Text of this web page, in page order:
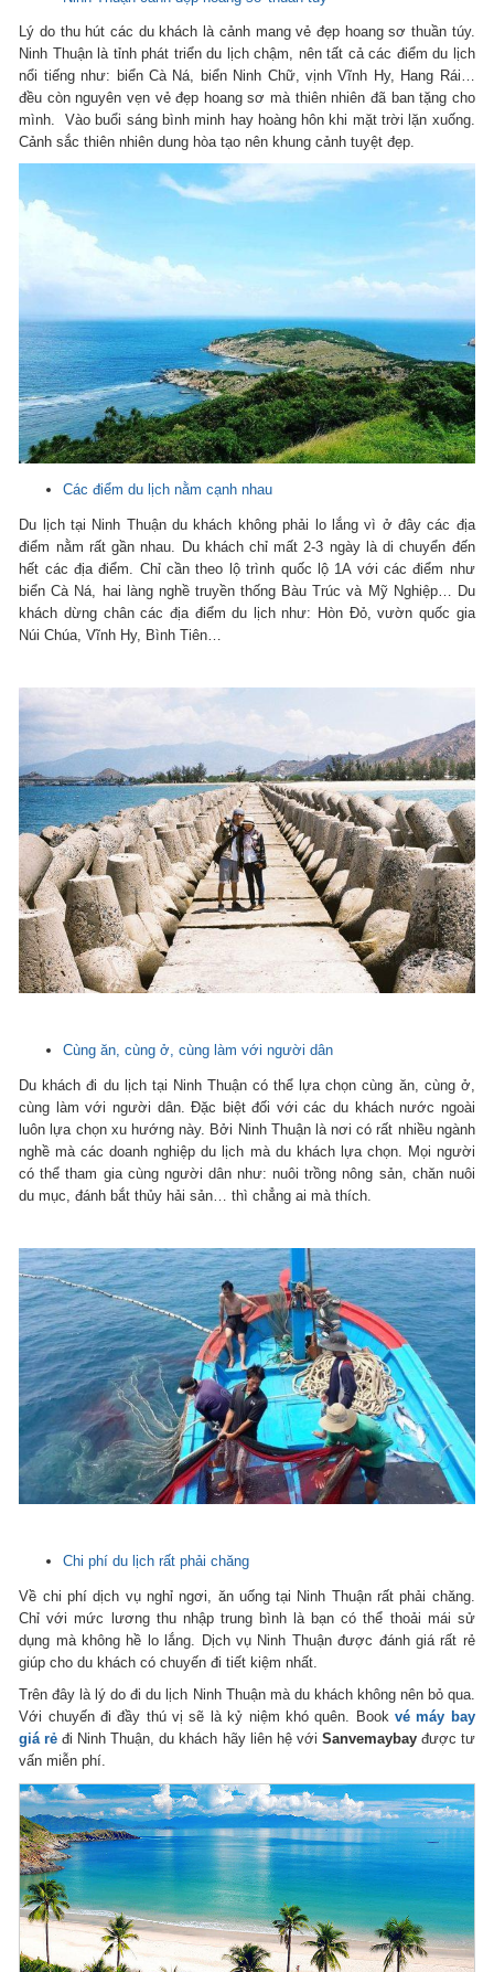
Lý do thu hút các du khách là cảnh mang vẻ đẹp hoang sơ thuần túy.
Ninh Thuận là tỉnh phát triển du lịch chậm, nên tất cả các điểm du lịch
nổi tiếng như: biển Cà Ná, biển Ninh Chữ, vịnh Vĩnh Hy, Hang Rái…
đều còn nguyên vẹn vẻ đẹp hoang sơ mà thiên nhiên đã ban tặng cho
mình. Vào buổi sáng bình minh hay hoàng hôn khi mặt trời lặn xuống.
Cảnh sắc thiên nhiên dung hòa tạo nên khung cảnh tuyệt đẹp.
Các điểm du lịch nằm cạnh nhau
Du lịch tại Ninh Thuận du khách không phải lo lắng vì ở đây các địa
điểm nằm rất gần nhau. Du khách chỉ mất 2-3 ngày là di chuyển đến
hết các địa điểm. Chỉ cần theo lộ trình quốc lộ 1A với các điểm như
biển Cà Ná, hai làng nghề truyền thống Bàu Trúc và Mỹ Nghiệp… Du
khách dừng chân các địa điểm du lịch như: Hòn Đỏ, vườn quốc gia
Núi Chúa, Vĩnh Hy, Bình Tiên…
Cùng ăn, cùng ở, cùng làm với người dân
Du khách đi du lịch tại Ninh Thuận có thể lựa chọn cùng ăn, cùng ở,
cùng làm với người dân. Đặc biệt đối với các du khách nước ngoài
luôn lựa chọn xu hướng này. Bởi Ninh Thuận là nơi có rất nhiều ngành
nghề mà các doanh nghiệp du lịch mà du khách lựa chọn. Mọi người
có thể tham gia cùng người dân như: nuôi trồng nông sản, chăn nuôi
du mục, đánh bắt thủy hải sản… thì chẳng ai mà thích.
Chi phí du lịch rất phải chăng
Về chi phí dịch vụ nghỉ ngơi, ăn uống tại Ninh Thuận rất phải chăng.
Chỉ với mức lương thu nhập trung bình là bạn có thể thoải mái sử
dụng mà không hề lo lắng. Dịch vụ Ninh Thuận được đánh giá rất rẻ
giúp cho du khách có chuyến đi tiết kiệm nhất.
Trên đây là lý do đi du lịch Ninh Thuận mà du khách không nên bỏ qua.
Với chuyến đi đầy thú vị sẽ là kỷ niệm khó quên. Bookvé máy bay
giá rẻ đi Ninh Thuận, du khách hãy liên hệ với Sanvemaybayđược tư
vấn miễn phí.